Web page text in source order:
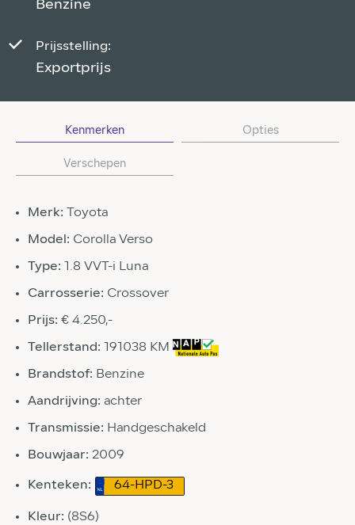
Benzine
Prijsstelling:
Exportprijs
Kenmerken Opties
Verschepen
Merk: Toyota
Model: Corolla Verso
Type: 1.8 VVT-i Luna
Carrosserie: Crossover
Prijs: € 4.250,-
Tellerstand: 191038 KM
Brandstof: Benzine
Aandrijving: achter
Transmissie: Handgeschakeld
Bouwjaar: 2009
Kenteken: 64-HPD-3
Kleur: (8S6)